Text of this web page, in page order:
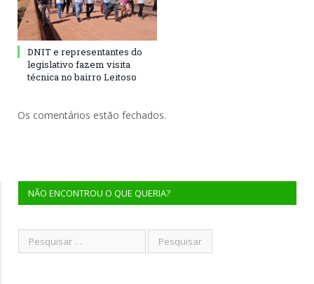
DNIT e representantes do
legislativo fazem visita
técnica no bairro Leitoso
Os comentários estão fechados.
NÃO ENCONTROU O QUE QUERIA?